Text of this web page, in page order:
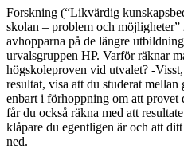
Forskning (“Likvärdig
skolan – problem och möjligheter”
avhopparna på de längre
urvalsgruppen HP. Varför räknar
högskoleproven vid utvalet? -
resultat, visa att du studerat
enbart i förhoppning om att provet
får du också räkna med att
klåpare du egentligen är och att
ned.